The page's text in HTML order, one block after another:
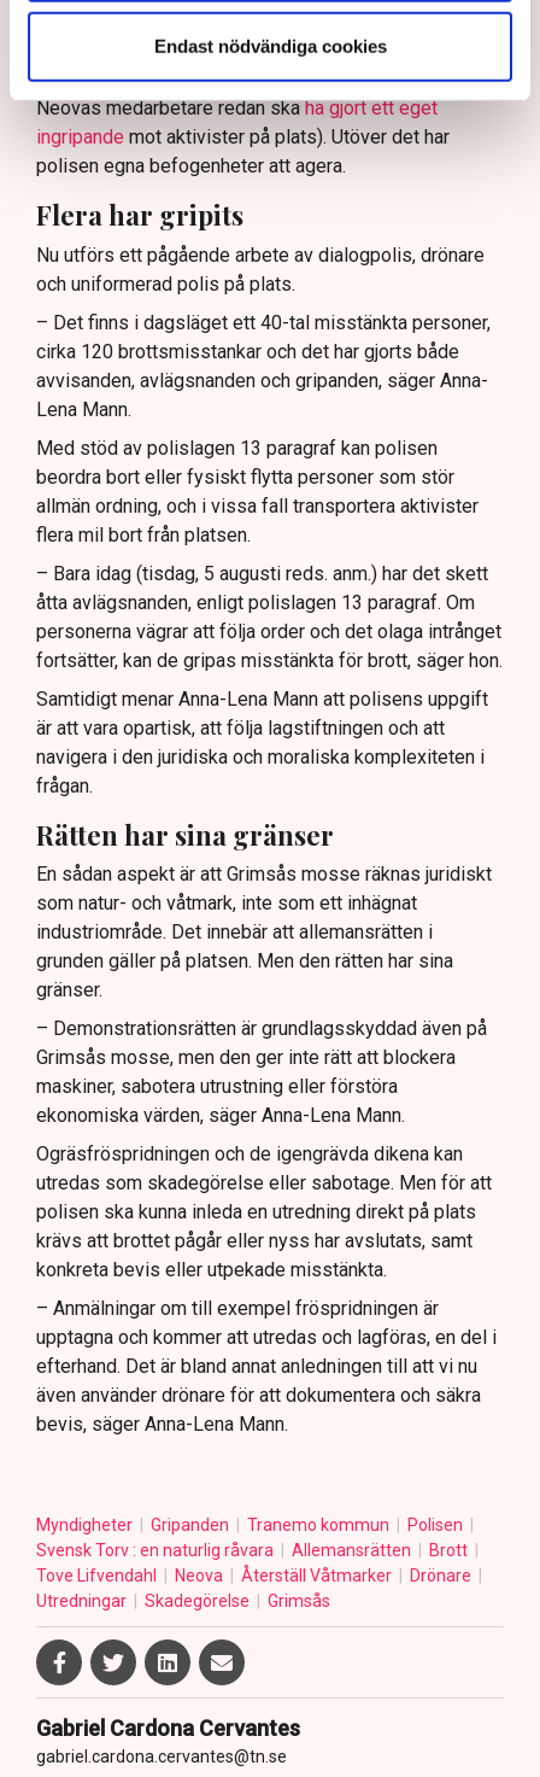
Endast nödvändiga cookies
verksamhetsutövaren, eller dennes ordningsvakter, rätt
att be personer lämna platsen och skydda sin egendom
genom nödvärnsrätt (Svensk Torv uppger att en av
Neovas medarbetare redan skaha gjort ett eget
ingripande mot aktivister på plats). Utöver det har
polisen egna befogenheter att agera.
Flera har gripits
Nu utförs ett pågående arbete av dialogpolis, drönare
och uniformerad polis på plats.
– Det finns i dagsläget ett 40-tal misstänkta personer,
cirka 120 brottsmisstankar och det har gjorts både
avvisanden, avlägsnanden och gripanden, säger Anna-
Lena Mann.
Med stöd av polislagen 13 paragraf kan polisen
beordra bort eller fysiskt flytta personer som stör
allmän ordning, och i vissa fall transportera aktivister
flera mil bort från platsen.
– Bara idag (tisdag, 5 augusti reds. anm.) har det skett
åtta avlägsnanden, enligt polislagen 13 paragraf. Om
personerna vägrar att följa order och det olaga intrånget
fortsätter, kan de gripas misstänkta för brott, säger hon.
Samtidigt menar Anna-Lena Mann att polisens uppgift
är att vara opartisk, att följa lagstiftningen och att
navigera i den juridiska och moraliska komplexiteten i
frågan.
Rätten har sina gränser
En sådan aspekt är att Grimsås mosse räknas juridiskt
som natur- och våtmark, inte som ett inhägnat
industriområde. Det innebär att allemansrätten i
grunden gäller på platsen. Men den rätten har sina
gränser.
– Demonstrationsrätten är grundlagsskyddad även på
Grimsås mosse, men den ger inte rätt att blockera
maskiner, sabotera utrustning eller förstöra
ekonomiska värden, säger Anna-Lena Mann.
Ogräsfröspridningen och de igengrävda dikena kan
utredas som skadegörelse eller sabotage. Men för att
polisen ska kunna inleda en utredning direkt på plats
krävs att brottet pågår eller nyss har avslutats, samt
konkreta bevis eller utpekade misstänkta.
– Anmälningar om till exempel fröspridningen är
upptagna och kommer att utredas och lagföras, en del i
efterhand. Det är bland annat anledningen till att vi nu
även använder drönare för att dokumentera och säkra
bevis, säger Anna-Lena Mann.
Myndigheter Gripanden Tranemo kommun
Polisen
Svensk Torv : en naturlig råvara
Allemansrätten
Brott
Tove Lifvendahl
Neova Återställ Våtmarker
Drönare
Utredningar
Skadegörelse Grimsås
Gabriel Cardona Cervantes
gabriel.cardona.cervantes@tn.se